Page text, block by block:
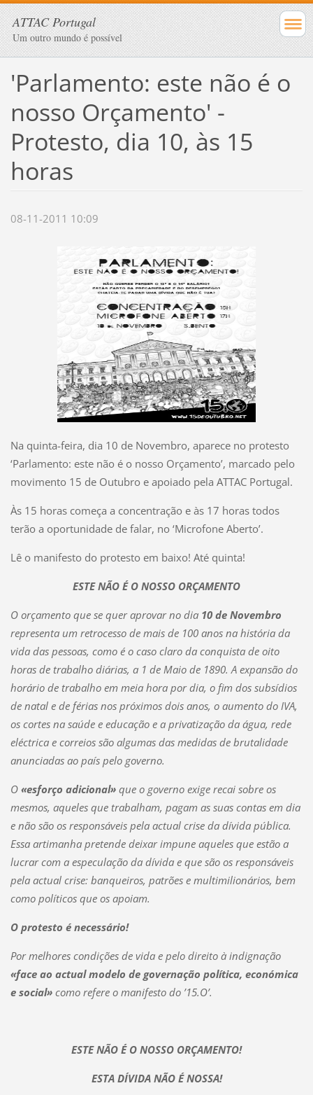
ATTAC Portugal
Um outro mundo é possível
'Parlamento: este não é o
nosso Orçamento' -
Protesto, dia 10, às 15
horas
08-11-2011 10:09
Na quinta-feira, dia 10 de Novembro, aparece no protesto
‘Parlamento: este não é o nosso Orçamento’, marcado pelo
movimento 15 de Outubro e apoiado pela ATTAC Portugal.
Às 15 horas começa a concentração e às 17 horas todos
terão a oportunidade de falar, no ‘Microfone Aberto’.
Lê o manifesto do protesto em baixo! Até quinta!
ESTE NÃO É O NOSSO ORÇAMENTO
O orçamento que se quer aprovar no dia 10 de Novembro
representa um retrocesso de mais de 100 anos na história da
vida das pessoas, como é o caso claro da conquista de oito
horas de trabalho diárias, a 1 de Maio de 1890. A expansão do
horário de trabalho em meia hora por dia, o fim dos subsídios
de natal e de férias nos próximos dois anos, o aumento do IVA,
os cortes na saúde e educação e a privatização da água, rede
eléctrica e correios são algumas das medidas de brutalidade
anunciadas ao país pelo governo.
O «esforço adicional»que o governo exige recai sobre os
mesmos, aqueles que trabalham, pagam as suas contas em dia
e não são os responsáveis pela actual crise da dívida pública.
Essa artimanha pretende deixar impune aqueles que estão a
lucrar com a especulação da dívida e que são os responsáveis
pela actual crise: banqueiros, patrões e multimilionários, bem
como políticos que os apoiam.
O protesto é necessário!
Por melhores condições de vida e pelo direito à indignação
«face ao actual modelo de governação política, económica
e social» como refere o manifesto do ’15.O’.
ESTE NÃO É O NOSSO ORÇAMENTO!
ESTA DÍVIDA NÃO É NOSSA!